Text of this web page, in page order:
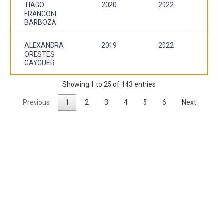
TIAGO
FRANCONI
BARBOZA
2020 2022
ALEXANDRA
ORESTES
GAYGUER
2019 2022
Showing 1 to 25 of 143 entries
Previous 1 2 3 4 5 6 Next